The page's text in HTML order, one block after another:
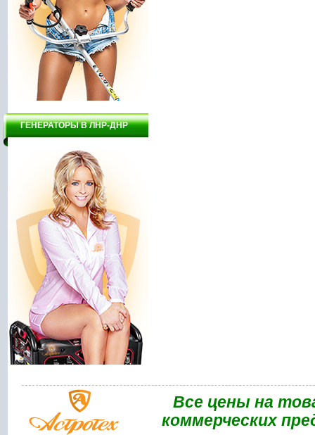
ГЕНЕРАТОРЫ В ЛНР-ДНР
Bce цены на
коммерческих